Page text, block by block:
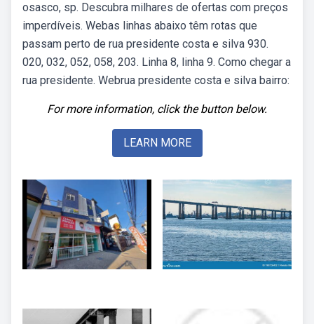
osasco, sp. Descubra milhares de ofertas com preços
imperdíveis. Webas linhas abaixo têm rotas que
passam perto de rua presidente costa e silva 930.
020, 032, 052, 058, 203. Linha 8, linha 9. Como chegar a
rua presidente. Webrua presidente costa e silva bairro:
For more information, click the button below.
LEARN MORE